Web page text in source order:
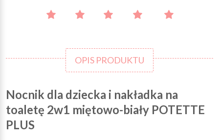
OPIS PRODUKTU
Nocnik dla dziecka i nakładka na
toaletę 2w1 miętowo-biały POTETTE
PLUS